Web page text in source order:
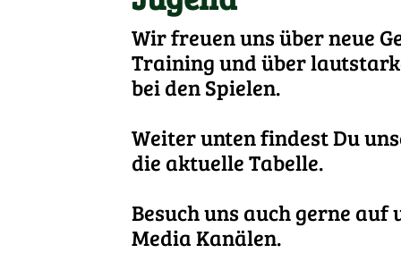
Wir freuen uns über neue
Training und über
bei den Spielen.
Weiter unten findest Du
die aktuelle Tabelle.
Besuch uns auch gerne auf
Media Kanälen.
Vorstand
Jugendkonzept
Sportstätten
Stammvereine
Wir suchen...